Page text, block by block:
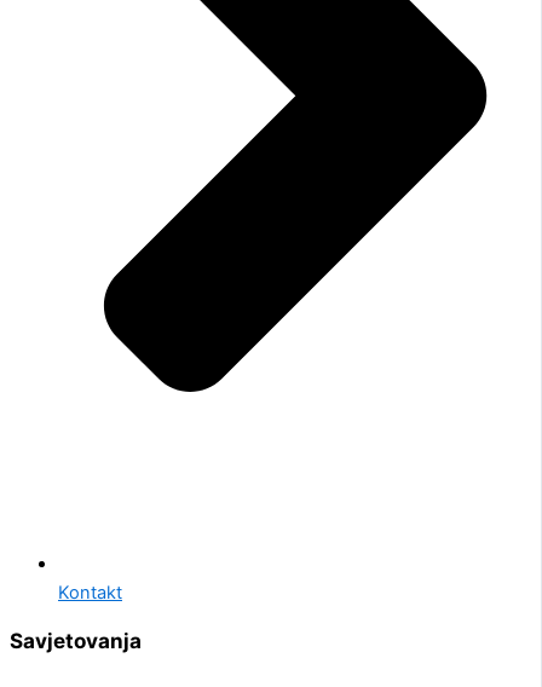
Kontakt
Savjetovanja